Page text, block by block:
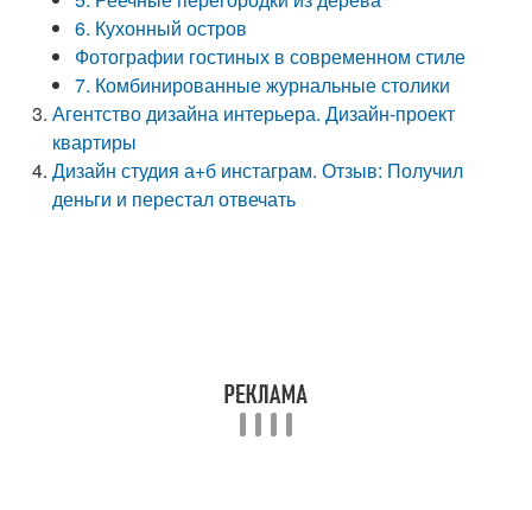
6. Кухонный остров
Фотографии гостиных в современном стиле
7. Комбинированные журнальные столики
Агентство дизайна интерьера. Дизайн-проект
квартиры
Дизайн студия а+б инстаграм. Отзыв: Получил
деньги и перестал отвечать